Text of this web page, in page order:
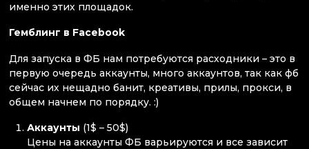
именно этих площадок.
Гемблинг в Facebook
Для запуска в ФБ нам потребуются расходники – это в
первую очередь аккаунты, много аккаунтов, так как фб
сейчас их нещадно банит, креативы, прилы, прокси, в
общем начнем по порядку. :)
Аккаунты (1$ – 50$)
Цены на аккаунты ФБ варьируются и все зависит